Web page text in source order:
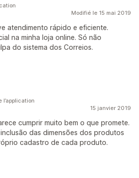
Modifié le 15 mai 2019
atendimento rápido e eficiente.
na minha loja online. Só não
do sistema dos Correios.
15 janvier 2019
cumprir muito bem o que promete.
das dimensões dos produtos
cadastro de cada produto.
l’application